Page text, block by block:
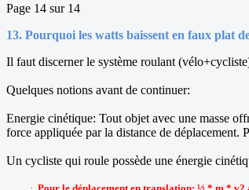
Page 14 sur 14
13. Pourquoi les watts baissent en faux plat
Il faut discerner le système roulant
Quelques notions avant de continuer:
Energie cinétique: Tout objet avec une masse
force appliquée par la distance de déplacement.
Un cycliste qui roule possède une énergie